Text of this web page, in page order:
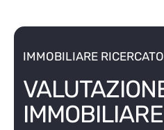
IMMOBILIARE